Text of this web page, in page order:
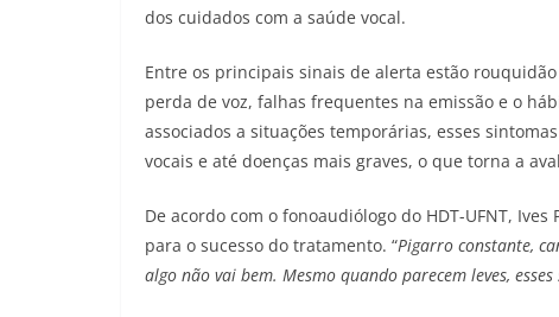
dos cuidados com a saúde vocal.
Entre os principais sinais de alerta estão
perda de voz, falhas frequentes na emissão e o
associados a situações temporárias, esses
vocais e até doenças mais graves, o que torna a
De acordo com o fonoaudiólogo do HDT-UFNT,
para o sucesso do tratamento. “Pigarro constante,
algo não vai bem. Mesmo quando parecem leves,